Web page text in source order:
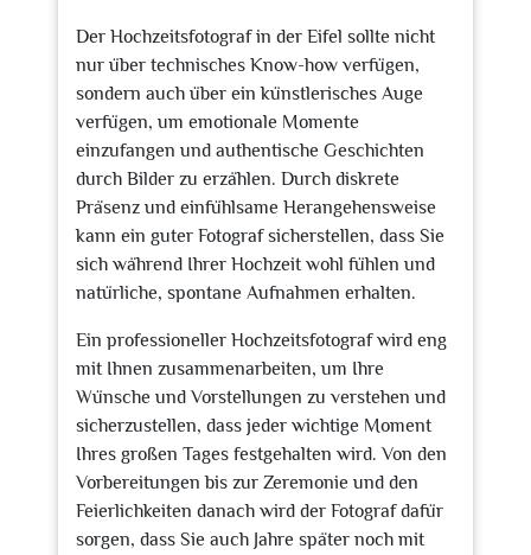
Der Hochzeitsfotograf in der Eifel sollte nicht
nur über technisches Know-how verfügen,
sondern auch über ein künstlerisches Auge
verfügen, um emotionale Momente
einzufangen und authentische Geschichten
durch Bilder zu erzählen. Durch diskrete
Präsenz und einfühlsame Herangehensweise
kann ein guter Fotograf sicherstellen, dass Sie
sich während Ihrer Hochzeit wohl fühlen und
natürliche, spontane Aufnahmen erhalten.
Ein professioneller Hochzeitsfotograf wird eng
mit Ihnen zusammenarbeiten, um Ihre
Wünsche und Vorstellungen zu verstehen und
sicherzustellen, dass jeder wichtige Moment
Ihres großen Tages festgehalten wird. Von den
Vorbereitungen bis zur Zeremonie und den
Feierlichkeiten danach wird der Fotograf dafür
sorgen, dass Sie auch Jahre später noch mit